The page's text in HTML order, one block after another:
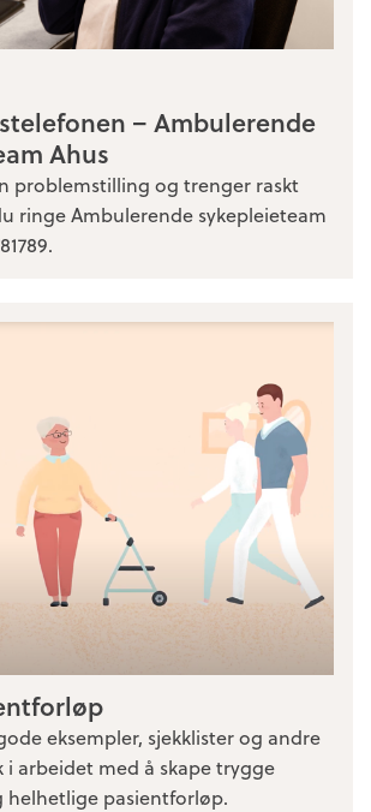
– Ambulerende
Ahus
problemstilling og trenger raskt
ringe Ambulerende sykepleieteam
eksempler, sjekklister og andre
arbeidet med å skape trygge
helhetlige pasientforløp.